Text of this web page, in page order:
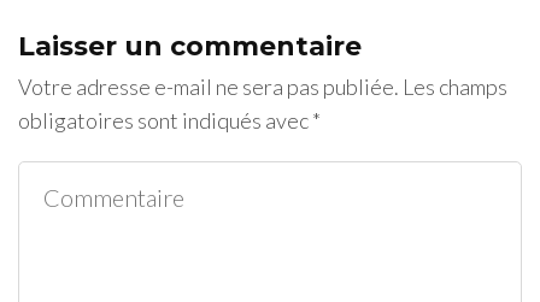
Laisser un commentaire
Votre adresse e-mail ne sera pas publiée. Les champs
obligatoires sont indiqués avec*